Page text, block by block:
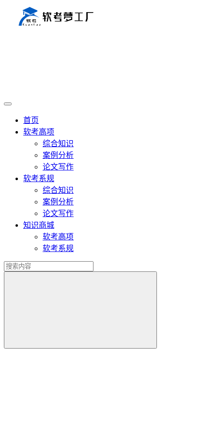
首页
软考高项
综合知识
案例分析
论文写作
软考系规
综合知识
案例分析
论文写作
知识商城
软考高项
软考系规